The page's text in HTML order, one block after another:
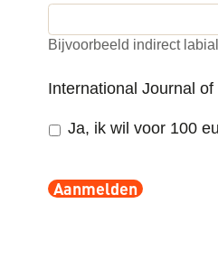
Bijvoorbeeld indirect
International Journal
Ja, ik wil voor 100